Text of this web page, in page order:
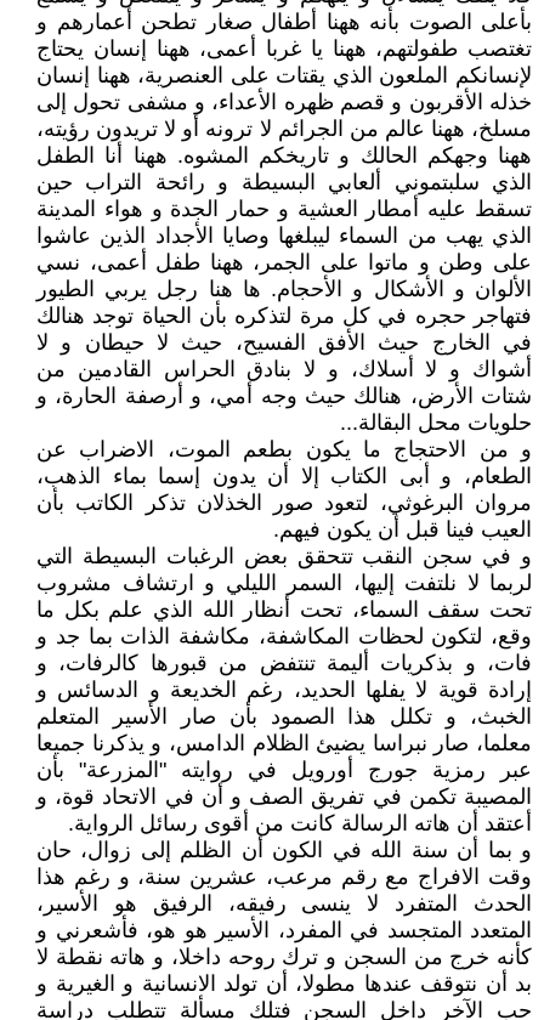
بأعلى الصوت بأنه ههنا أطفال صغار تطحن أعمارهم و
تغتصب طفولتهم، ههنا يا غربا أعمى، ههنا إنسان يحتاج
لإنسانكم الملعون الذي يقتات على العنصرية، ههنا إنسان
خذله الأقربون و قصم ظهره الأعداء، و مشفى تحول إلى
مسلخ، ههنا عالم من الجرائم لا ترونه أو لا تريدون رؤيته،
ههنا وجهكم الحالك و تاريخكم المشوه. ههنا أنا الطفل
الذي سلبتموني ألعابي البسيطة و رائحة التراب حين
تسقط عليه أمطار العشية و حمار الجدة و هواء المدينة
الذي يهب من السماء ليبلغها وصايا الأجداد الذين عاشوا
على وطن و ماتوا على الجمر، ههنا طفل أعمى، نسي
الألوان و الأشكال و الأحجام. ها هنا رجل يربي الطيور
فتهاجر حجره في كل مرة لتذكره بأن الحياة توجد هنالك
في الخارج حيث الأفق الفسيح، حيث لا حيطان و لا
أشواك و لا أسلاك، و لا بنادق الحراس القادمين من
شتات الأرض، هنالك حيث وجه أمي، و أرصفة الحارة، و
حلويات محل البقالة...
و من الاحتجاج ما يكون بطعم الموت، الاضراب عن
الطعام، و أبى الكتاب إلا أن يدون إسما بماء الذهب،
مروان البرغوثي، لتعود صور الخذلان تذكر الكاتب بأن
العيب فينا قبل أن يكون فيهم.
و في سجن النقب تتحقق بعض الرغبات البسيطة التي
لربما لا نلتفت إليها، السمر الليلي و ارتشاف مشروب
تحت سقف السماء، تحت أنظار الله الذي علم بكل ما
وقع، لتكون لحظات المكاشفة، مكاشفة الذات بما جد و
فات، و بذكريات أليمة تنتفض من قبورها كالرفات، و
إرادة قوية لا يفلها الحديد، رغم الخديعة و الدسائس و
الخبث، و تكلل هذا الصمود بأن صار الأسير المتعلم
معلما، صار نبراسا يضيئ الظلام الدامس، و يذكرنا جميعا
عبر رمزية جورج أورويل في روايته "المزرعة" بأن
المصيبة تكمن في تفريق الصف و أن في الاتحاد قوة، و
أعتقد أن هاته الرسالة كانت من أقوى رسائل الرواية.
و بما أن سنة الله في الكون أن الظلم إلى زوال، حان
وقت الافراج مع رقم مرعب، عشرين سنة، و رغم هذا
الحدث المتفرد لا ينسى رفيقه، الرفيق هو الأسير،
المتعدد المتجسد في المفرد، الأسير هو هو، فأشعرني و
كأنه خرج من السجن و ترك روحه داخلا، و هاته نقطة لا
بد أن نتوقف عندها مطولا، أن تولد الانسانية و الغيرية و
حب الآخر داخل السجن فتلك مسألة تتطلب دراسة